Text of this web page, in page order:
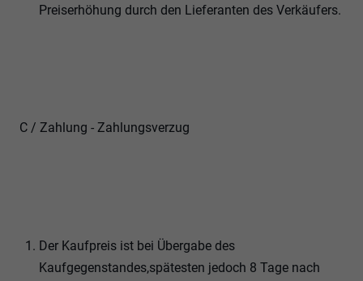
Preiserhöhung durch den Lieferanten des Verkäufers.
C / Zahlung - Zahlungsverzug
Der Kaufpreis ist bei Übergabe des
Kaufgegenstandes,spätesten jedoch 8 Tage nach